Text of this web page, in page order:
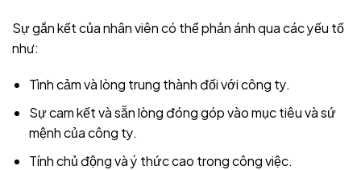
Sự gắn kết của nhân viên có thể phản ánh qua các yếu tố
như:
Tình cảm và lòng trung thành đối với công ty.
Sự cam kết và sẵn lòng đóng góp vào mục tiêu và sứ
mệnh của công ty.
Tính chủ động và ý thức cao trong công việc.